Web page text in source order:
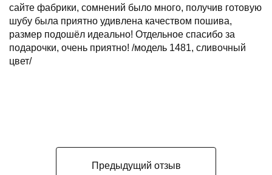
сайте фабрики, сомнений было много, получив готовую
шубу была приятно удивлена качеством пошива,
размер подошёл идеально! Отдельное спасибо за
подарочки, очень приятно! /модель 1481, сливочный
цвет/
Предыдущий отзыв